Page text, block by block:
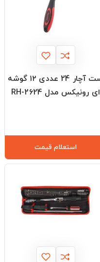
ست آچار 24 عددی ۱۲ گوشه
ای رونیکس مدل RH-2624
استعلام قیمت